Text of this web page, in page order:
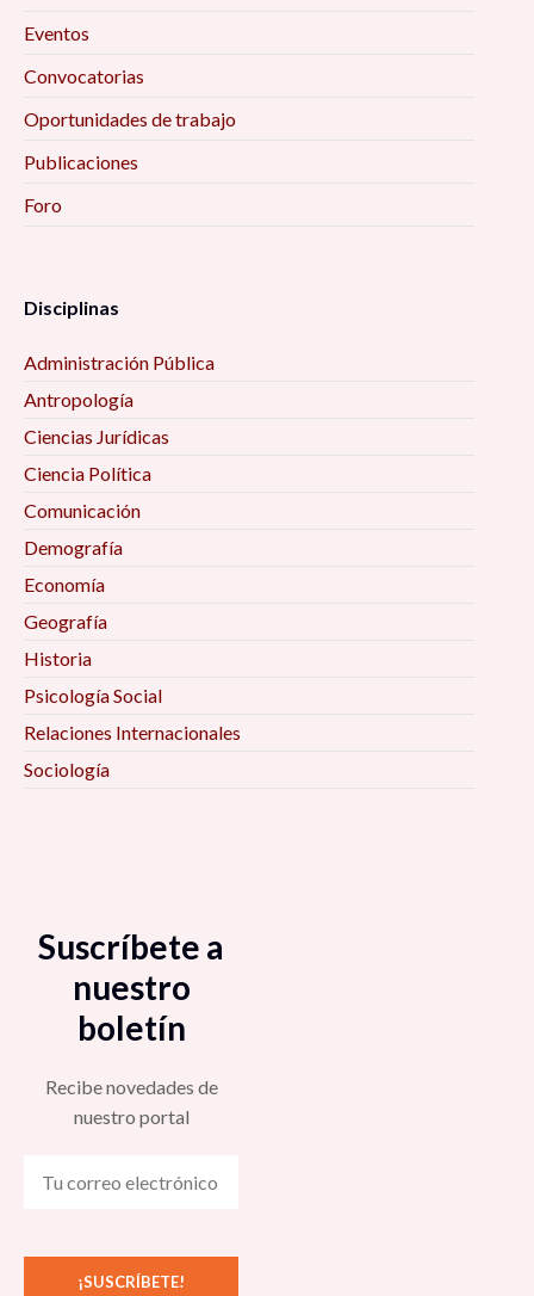
Eventos
Convocatorias
Oportunidades de trabajo
Publicaciones
Foro
Disciplinas
Administración Pública
Antropología
Ciencias Jurídicas
Ciencia Política
Comunicación
Demografía
Economía
Geografía
Historia
Psicología Social
Relaciones Internacionales
Sociología
Suscríbete a
nuestro
boletín
Recibe novedades de
nuestro portal